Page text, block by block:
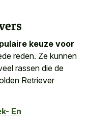
keuze voor
reden. Ze kunnen
rassen die de
Retriever
En